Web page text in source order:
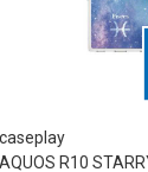
caseplay
AQUOS R10